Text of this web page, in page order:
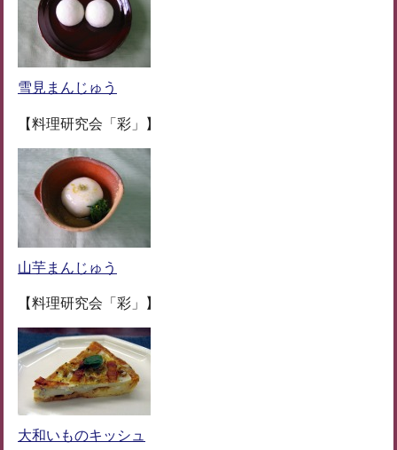
雪見まんじゅう
【料理研究会「彩」】
山芋まんじゅう
【料理研究会「彩」】
大和いものキッシュ